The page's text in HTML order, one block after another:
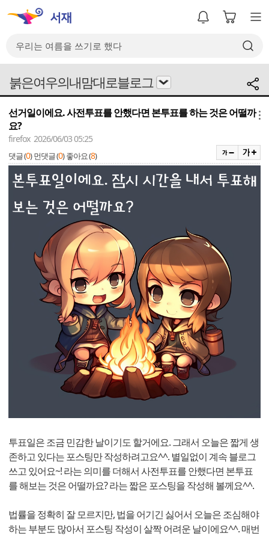
붉은여우의내맘대로블로그
선거일이에요. 사전투표를 안했다면 본투표를 하는 것은 어떨까
요?
firefox 2026/06/03 05:25
댓글 (0) 먼댓글 (0) 좋아요 (8)
투표일은 조금 민감한 날이기도 할거에요. 그래서 오늘은 짧게 생
존하고 있다는 포스팅만 작성하려고요^^. 별일없이 계속 블로그
쓰고 있어요~! 라는 의미를 더해서 사전투표를 안했다면 본투표
를 해보는 것은 어떨까요? 라는 짧은 포스팅을 작성해 볼께요^^.
법률을 정확히 잘 모르지만, 법을 어기긴 싫어서 오늘은 조심해야
하는 부분도 많아서 포스팅 작성이 살짝 어려운 날이에요^^. 매번